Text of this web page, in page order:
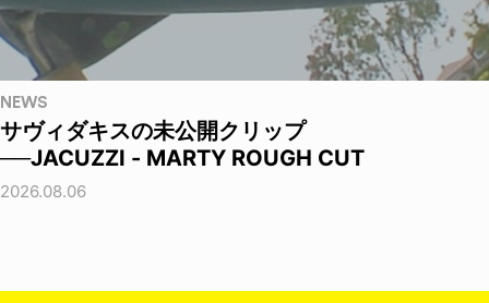
NEWS
サヴィダキスの未公開クリップ
──JACUZZI - MARTY ROUGH CUT
2026.08.06